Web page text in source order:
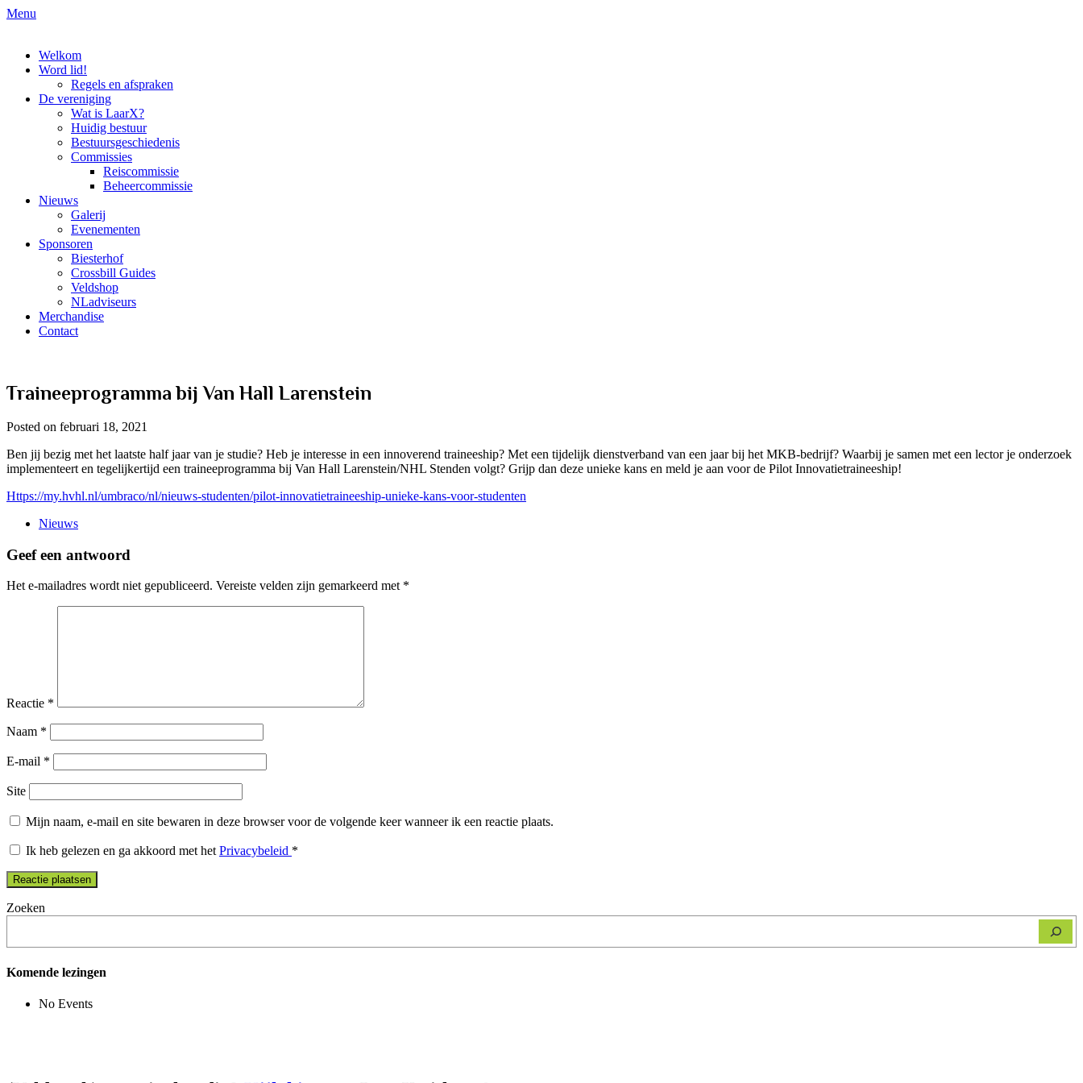
Skip
Menu
Welkom
Word lid!
Regels en afspraken
De vereniging
Wat is LaarX?
Huidig bestuur
Bestuursgeschiedenis
Commissies
Reiscommissie
Beheercommissie
Nieuws
Galerij
Evenementen
Sponsoren
Biesterhof
Crossbill Guides
Veldshop
NLadviseurs
Merchandise
Contact
Traineeprogramma bij Van Hall Larenstein
Posted on februari 18, 2021
Ben jij bezig met het laatste half jaar van je studie? Heb je interesse in een innoverend traineeship? Met een tijdelijk dienstverband van een jaar bij het MKB-bedrijf? Waarbij je samen met een lector je onderzoek
implementeert en tegelijkertijd een traineeprogramma bij Van Hall Larenstein/NHL Stenden volgt? Grijp dan deze unieke kans en meld je aan voor de Pilot Innovatietraineeship!
Https://my.hvhl.nl/umbraco/nl/nieuws-studenten/pilot-innovatietraineeship-unieke-kans-voor-studenten
Nieuws
Geef een antwoord
Het e-mailadres wordt niet gepubliceerd. Vereiste velden zijn gemarkeerd met *
Reactie *
Naam *
E-mail *
Site
Mijn naam, e-mail en site bewaren in deze browser voor de volgende keer wanneer ik een reactie plaats.
Ik heb gelezen en ga akkoord met het Privacybeleid *
Zoeken
Komende lezingen
No Events